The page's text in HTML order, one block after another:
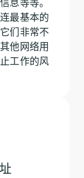
最基本的
们非常不
他网络用
工作的风